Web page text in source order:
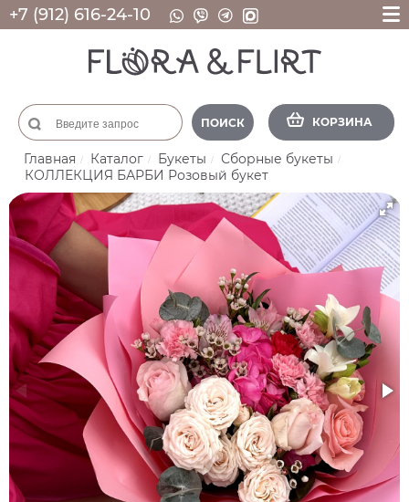
+7 (912) 616-24-10
ПОИСК КОРЗИНА
Главная Каталог Букеты
Сборные букеты
КОЛЛЕКЦИЯ БАРБИ Розовый букет